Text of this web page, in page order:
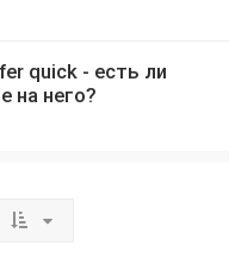
quick - есть ли
на него?